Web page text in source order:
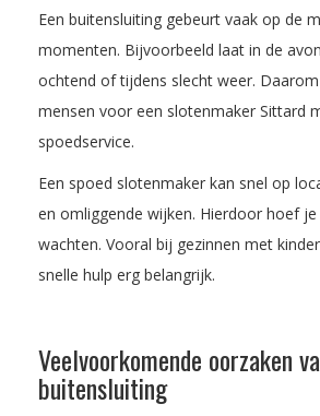
Een buitensluiting gebeurt vaak op de
momenten. Bijvoorbeeld laat in de
ochtend of tijdens slecht weer.
mensen voor een slotenmaker Sittard
spoedservice.
Een spoed slotenmaker kan snel op
en omliggende wijken. Hierdoor hoef
wachten. Vooral bij gezinnen met
snelle hulp erg belangrijk.
Veelvoorkomende oorzaken
buitensluiting